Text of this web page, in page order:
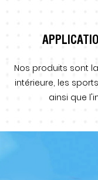
Nos produits sont
intérieure, les
ainsi que